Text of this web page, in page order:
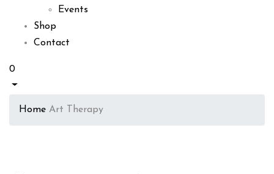
Events
Shop
Contact
0
Home Art Therapy